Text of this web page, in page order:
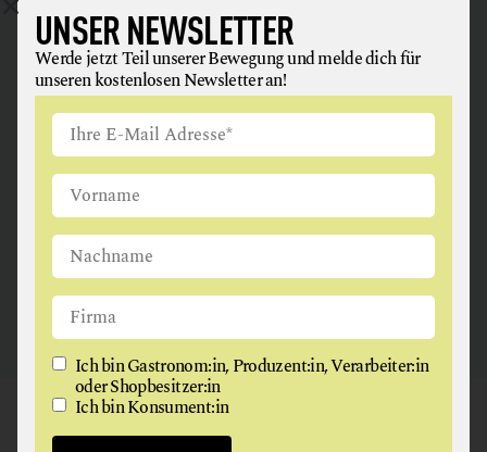
ANGUS & ARTHUR
FLEISCH + FLEISCHERZEUGNISSE
2326 Maria Lanzendorf
GAUMEN HOCH
UNSER NEWSLETTER
Werde jetzt Teil unserer Bewegung und melde dich für
unseren kostenlosen Newsletter an!
Ich bin Gastronom:in, Produzent:in, Verarbeiter:in
oder Shopbesitzer:in
Ich bin Konsument:in